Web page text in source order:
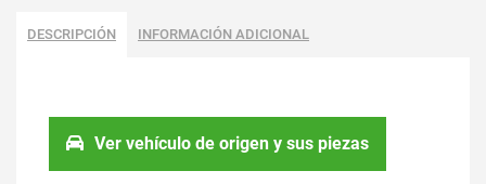
DESCRIPCIÓN INFORMACIÓN ADICIONAL
Ver vehículo de origen y sus piezas